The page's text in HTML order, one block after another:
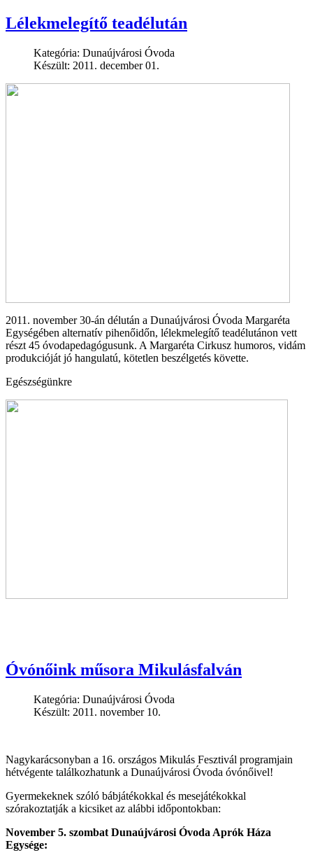
Lélekmelegítő teadélután
Kategória: Dunaújvárosi Óvoda
Készült: 2011. december 01.
2011. november 30-án délután a Dunaújvárosi Óvoda Margaréta
Egységében alternatív pihenőidőn, lélekmelegítő teadélutánon vett
részt 45 óvodapedagógusunk. A Margaréta Cirkusz humoros, vidám
produkcióját jó hangulatú, kötetlen beszélgetés követte.
Egészségünkre
Óvónőink műsora Mikulásfalván
Kategória: Dunaújvárosi Óvoda
Készült: 2011. november 10.
Nagykarácsonyban a 16. országos Mikulás Fesztivál programjain
hétvégente találkozhatunk a Dunaújvárosi Óvoda óvónőivel!
Gyermekeknek szóló bábjátékokkal és mesejátékokkal
szórakoztatják a kicsiket az alábbi időpontokban:
November 5. szombat Dunaújvárosi Óvoda Aprók Háza
Egysége: